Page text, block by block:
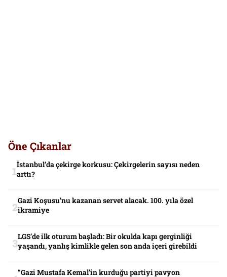
Öne Çıkanlar
İstanbul’da çekirge korkusu: Çekirgelerin sayısı neden
arttı?
Gazi Koşusu’nu kazanan servet alacak. 100. yıla özel
ikramiye
LGS’de ilk oturum başladı: Bir okulda kapı gerginliği
yaşandı, yanlış kimlikle gelen son anda içeri girebildi
“Gazi Mustafa Kemal’in kurduğu partiyi pavyon